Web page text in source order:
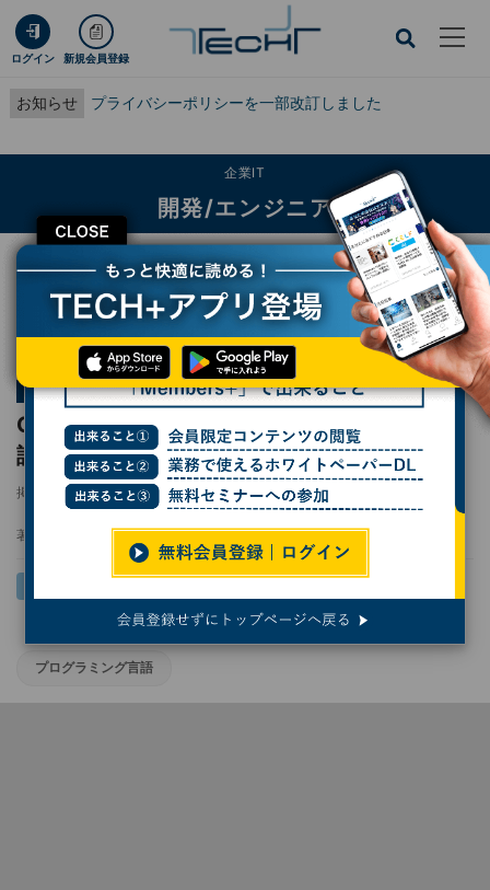
ログイン 新規会員登録
お知らせ プライバシーポリシーを一部改訂しました
CLOSE
企業IT
開発/エンジニア
TECH+ 企業IT
開発/エンジニア
COBOLがコロナで大注目?! 60年以上前の言語が最近話題
第28回 世界のプログラミング言語
COBOLがコロナで大注目?! 60年以上前の言
語が最近話題
掲載日 2020/08/13 20:24
著者： クジラ飛行机
プログラミング言語